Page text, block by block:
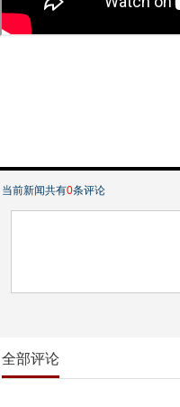
当前新闻共有0条评论
全部评论